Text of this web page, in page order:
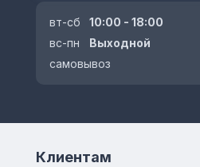
вт-сб
10:00 - 18:00
вс-пн
Выходной
самовывоз
Клиентам